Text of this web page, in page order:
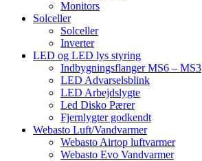
Monitors
Solceller
Solceller
Inverter
LED og LED lys styring
Indbygningsflanger MS6 – MS3
LED Advarselsblink
LED Arbejdslygte
Led Disko Pærer
Fjernlygter godkendt
Webasto Luft/Vandvarmer
Webasto Airtop luftvarmer
Webasto Evo Vandvarmer